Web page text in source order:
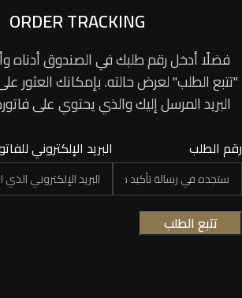
ORDER TRACKING
فضلًا أدخل رقم طلبك في الصندوق أدناه
"تتبع الطلب" لعرض حالته. بإمكانك العثور
البريد المرسل إليك والذي يحتوي على
رقم الطلب البريد الإلكتروني
تتبع الطلب